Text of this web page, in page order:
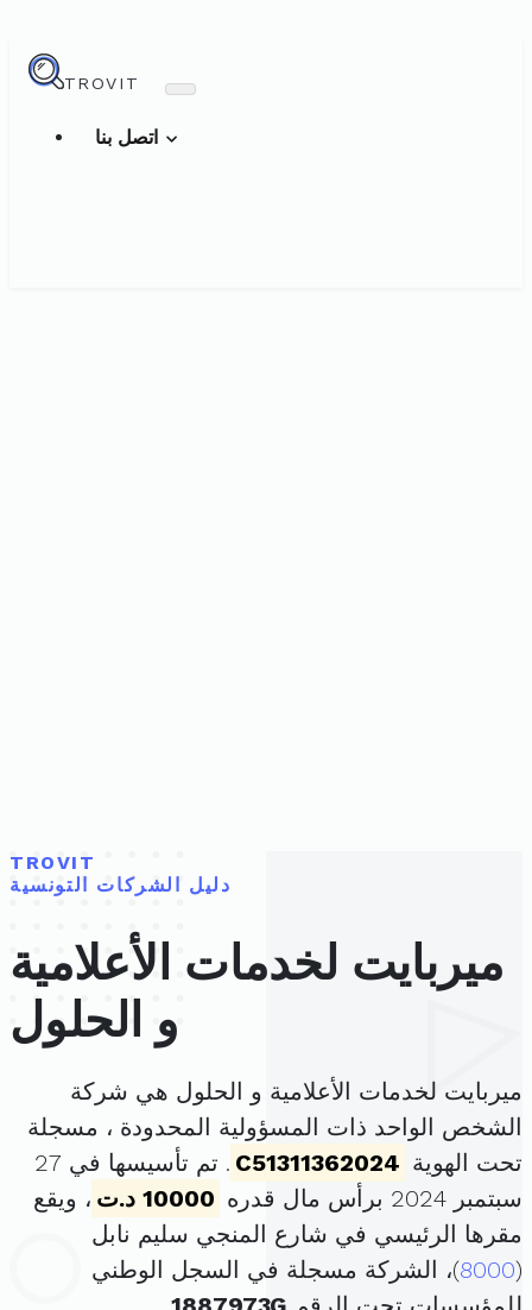
TROVIT
TROVIT
دليل الشركات التونسية
ميربايت لخدمات الأعلامية
و الحلول
ميربايت لخدمات الأعلامية و الحلول هي شركة
الشخص الواحد ذات المسؤولية المحدودة ، مسجلة
تحت الهوية C51311362024
. تم تأسيسها في 27
سبتمبر 2024 برأس مال قدره
10000 د.ت
، ويقع
مقرها الرئيسي في شارع المنجي سليم نابل
(
8000)، الشركة مسجلة في السجل الوطني